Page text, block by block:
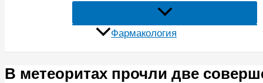
Фармакология
В метеоритах прочли две